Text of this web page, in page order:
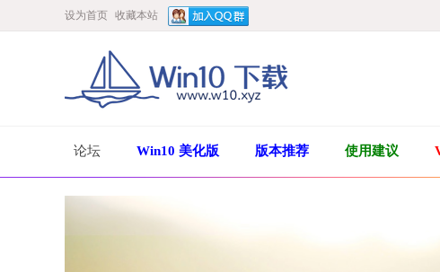
设为首页 收藏本站
论坛 Win10 美化版 版本推荐 使用建议